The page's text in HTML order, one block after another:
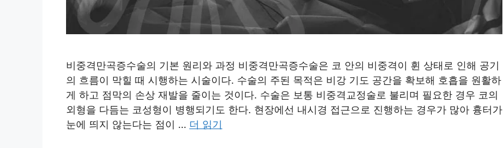
비중격만곡증수술의 기본 원리와 과정 비중격만곡증수술은 코 안의 비중격이 휜 상태로 인해 공기
의 흐름이 막힐 때 시행하는 시술이다. 수술의 주된 목적은 비강 기도 공간을 확보해 호흡을 원활하
게 하고 점막의 손상 재발을 줄이는 것이다. 수술은 보통 비중격교정술로 불리며 필요한 경우 코의
외형을 다듬는 코성형이 병행되기도 한다. 현장에선 내시경 접근으로 진행하는 경우가 많아 흉터가
눈에 띄지 않는다는 점이 … 더 읽기